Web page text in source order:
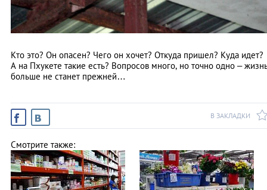
Кто это? Он опасен? Чего он хочет? Откуда пришел? Куда идет?
А на Пхукете такие есть? Вопросов много, но точно одно –
больше не станет прежней…
В ЗАКЛАДКИ
Смотрите также: